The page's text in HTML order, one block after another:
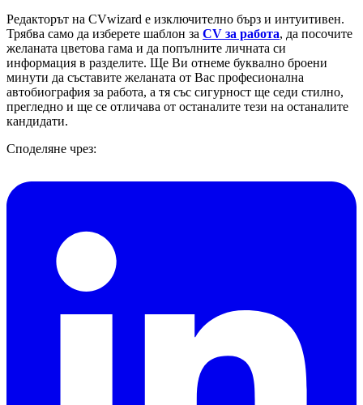
Редакторът на CVwizard е изключително бърз и интуитивен.
Трябва само да изберете шаблон за CV за работа, да посочите
желаната цветова гама и да попълните личната си
информация в разделите. Ще Ви отнеме буквално броени
минути да съставите желаната от Вас професионална
автобиография за работа, а тя със сигурност ще седи стилно,
прегледно и ще се отличава от останалите тези на останалите
кандидати.
Споделяне чрез: